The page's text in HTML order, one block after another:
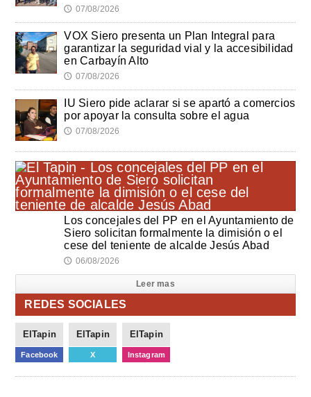
🕔 07/08/2026
VOX Siero presenta un Plan Integral para
garantizar la seguridad vial y la accesibilidad
en Carbayín Alto
🕔 07/08/2026
IU Siero pide aclarar si se apartó a comercios
por apoyar la consulta sobre el agua
🕔 07/08/2026
Los concejales del PP en el Ayuntamiento de
Siero solicitan formalmente la dimisión o el
cese del teniente de alcalde Jesús Abad
🕔 06/08/2026
Leer mas
REDES SOCIALES
ElTapin
Facebook
ElTapin
X
ElTapin
Instagram